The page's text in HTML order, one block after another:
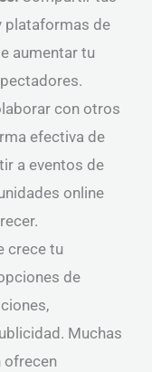
plataformas de
aumentar tu
con otros
efectiva de
a eventos de
online
crece tu
de
Muchas
ofrecen